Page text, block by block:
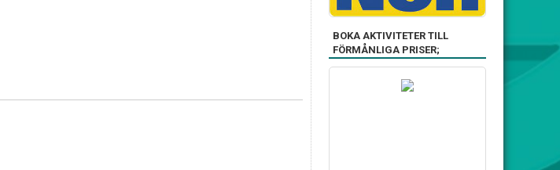
BOKA AKTIVITETER TILL
FÖRMÅNLIGA PRISER;